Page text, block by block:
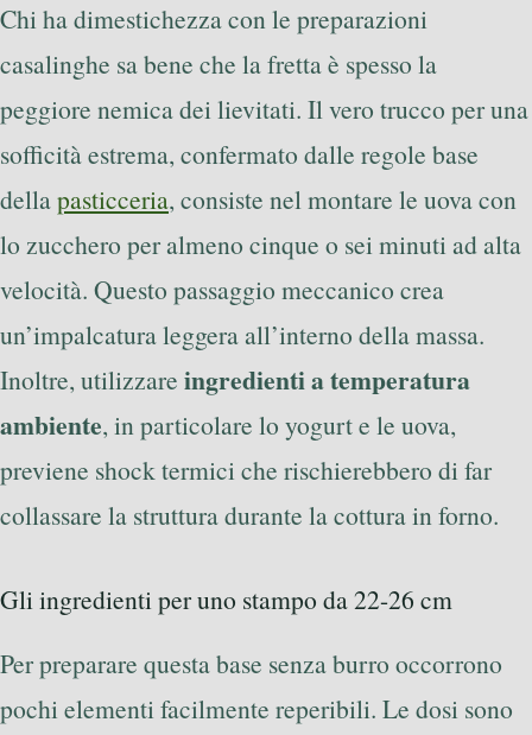
Chi ha dimestichezza con le preparazioni
casalinghe sa bene che la fretta è spesso la
peggiore nemica dei lievitati. Il vero trucco per una
sofficità estrema, confermato dalle regole base
dellapasticceria, consiste nel montare le uova con
lo zucchero per almeno cinque o sei minuti ad alta
velocità. Questo passaggio meccanico crea
un’impalcatura leggera all’interno della massa.
Inoltre, utilizzare ingredienti a temperatura
ambiente, in particolare lo yogurt e le uova,
previene shock termici che rischierebbero di far
collassare la struttura durante la cottura in forno.
Gli ingredienti per uno stampo da 22-26 cm
Per preparare questa base senza burro occorrono
pochi elementi facilmente reperibili. Le dosi sono